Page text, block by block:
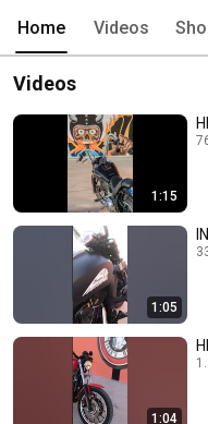
Home Videos
Videos
1:15
1:05
1:04